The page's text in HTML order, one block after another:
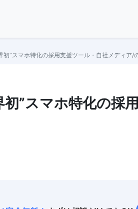
”スマホ特化の採用支援ツール・自社メディア/
初”スマホ特化の採